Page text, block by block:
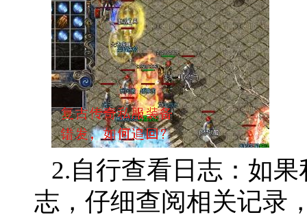
2.自行查看日志：如
志，仔细查阅相关记录